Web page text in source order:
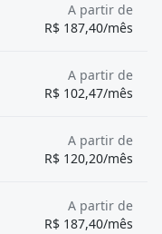
A partir de
R$ 187,40/mês
A partir de
R$ 102,47/mês
A partir de
R$ 120,20/mês
A partir de
R$ 187,40/mês